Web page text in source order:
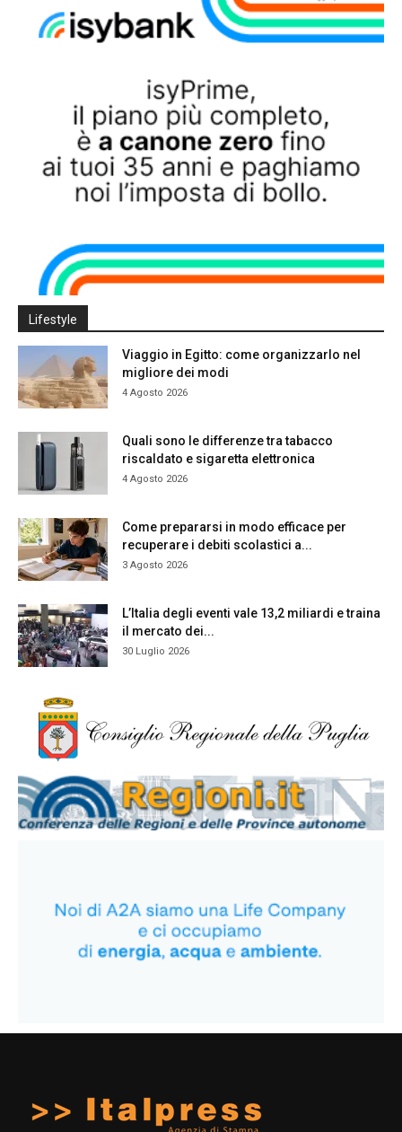
Lifestyle
Viaggio in Egitto: come organizzarlo nel
migliore dei modi
4 Agosto 2026
Quali sono le differenze tra tabacco
riscaldato e sigaretta elettronica
4 Agosto 2026
Come prepararsi in modo efficace per
recuperare i debiti scolastici a...
3 Agosto 2026
L’Italia degli eventi vale 13,2 miliardi e traina
il mercato dei...
30 Luglio 2026